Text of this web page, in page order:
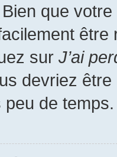
que
sur J’ai
devriez
de temps.